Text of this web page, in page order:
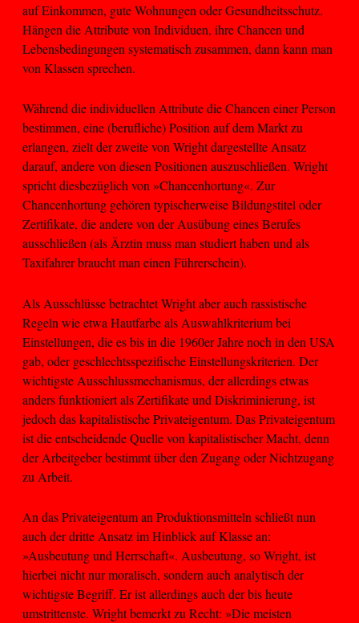
auf Einkommen, gute Wohnungen oder Gesundheitsschutz.
Hängen die Attribute von Individuen, ihre Chancen und
Lebensbedingungen systematisch zusammen, dann kann man
von Klassen sprechen.
Während die individuellen Attribute die Chancen einer Person
bestimmen, eine (berufliche) Position auf dem Markt zu
erlangen, zielt der zweite von Wright dargestellte Ansatz
darauf, andere von diesen Positionen auszuschließen. Wright
spricht diesbezüglich von »Chancenhortung«. Zur
Chancenhortung gehören typischerweise Bildungstitel oder
Zertifikate, die andere von der Ausübung eines Berufes
ausschließen (als Ärztin muss man studiert haben und als
Taxifahrer braucht man einen Führerschein).
Als Ausschlüsse betrachtet Wright aber auch rassistische
Regeln wie etwa Hautfarbe als Auswahlkriterium bei
Einstellungen, die es bis in die 1960er Jahre noch in den USA
gab, oder geschlechtsspezifische Einstellungskriterien. Der
wichtigste Ausschlussmechanismus, der allerdings etwas
anders funktioniert als Zertifikate und Diskriminierung, ist
jedoch das kapitalistische Privateigentum. Das Privateigentum
ist die entscheidende Quelle von kapitalistischer Macht, denn
der Arbeitgeber bestimmt über den Zugang oder Nichtzugang
zu Arbeit.
An das Privateigentum an Produktionsmitteln schließt nun
auch der dritte Ansatz im Hinblick auf Klasse an:
»Ausbeutung und Herrschaft«. Ausbeutung, so Wright, ist
hierbei nicht nur moralisch, sondern auch analytisch der
wichtigste Begriff. Er ist allerdings auch der bis heute
umstrittenste. Wright bemerkt zu Recht: »Die meisten